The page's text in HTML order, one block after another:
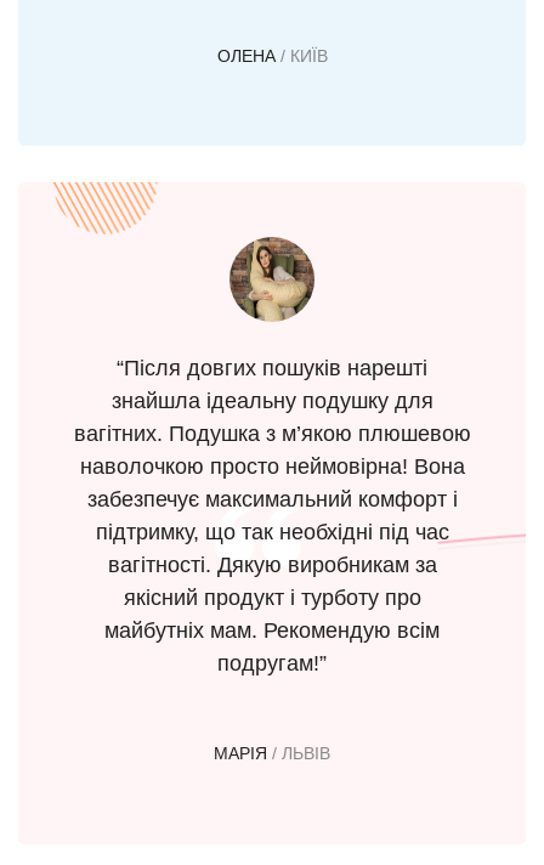
ОЛЕНА / КИЇВ
“Після довгих пошуків нарешті
знайшла ідеальну подушку для
вагітних. Подушка з м’якою плюшевою
наволочкою просто неймовірна! Вона
забезпечує максимальний комфорт і
підтримку, що так необхідні під час
вагітності. Дякую виробникам за
якісний продукт і турботу про
майбутніх мам. Рекомендую всім
подругам!”
МАРІЯ / ЛЬВІВ